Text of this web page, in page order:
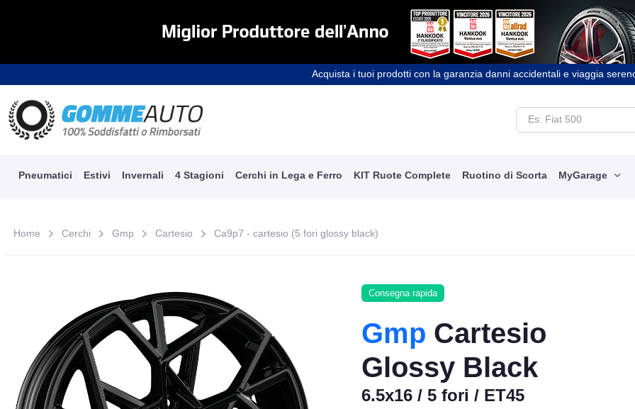
Acquista i tuoi prodotti con la garanzia danni accidentali e viaggia
Pneumatici Estivi Invernali 4 Stagioni Cerchi in Lega e Ferro KIT Ruote Complete Ruotino di Scorta MyGarage
Home Cerchi Gmp Cartesio Ca9p7 - cartesio (5 fori glossy black)
Consegna rapida
Gmp Cartesio
Glossy Black
6.5x16 / 5 fori / ET45